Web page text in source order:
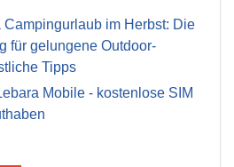
Campingurlaub im Herbst: Die
für gelungene Outdoor-
Tipps
Mobile - kostenlose SIM